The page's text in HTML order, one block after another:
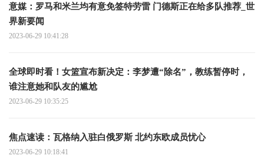
意媒：罗马和米兰均有意免签特劳雷 门德斯正在给多队推荐_世
界新要闻
2023-06-29 10:41:28
全球即时看！女篮宣布新决定：李梦遭“除名”，教练暂停时，
谁注意她和队友的尴尬
2023-06-29 10:35:25
焦点速读： 瓦格纳入驻白俄罗斯 北约东欧成员忧心
2023-06-29 10:18:41